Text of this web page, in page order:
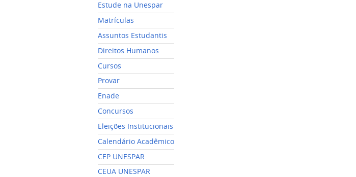
Estude na Unespar
Matrículas
Assuntos Estudantis
Direitos Humanos
Cursos
Provar
Enade
Concursos
Eleições Institucionais
Calendário Acadêmico
CEP UNESPAR
CEUA UNESPAR